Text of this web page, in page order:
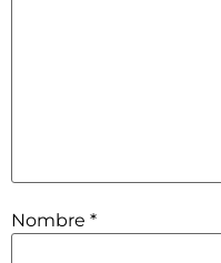
Nombre *